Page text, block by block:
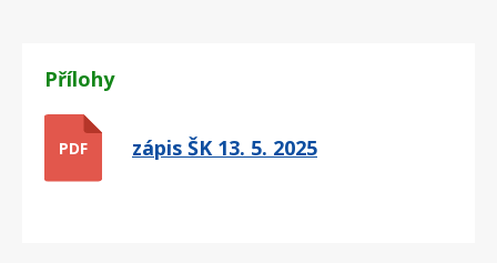
Přílohy
PDF zápis ŠK 13. 5. 2025